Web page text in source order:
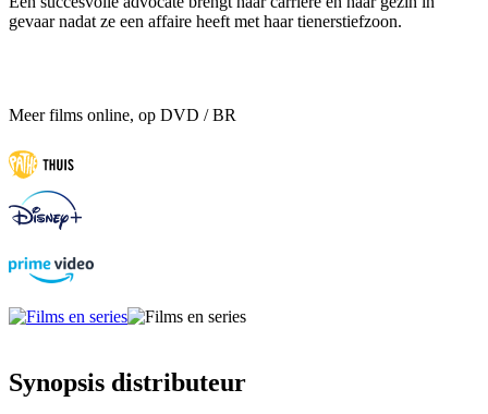
gevaar nadat ze een affaire heeft met haar tienerstiefzoon.
Meer films online, op DVD / BR
Synopsis distributeur